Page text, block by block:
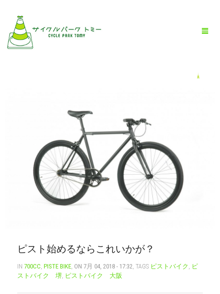
店舗情報
お問い合わせ
マイアカウント（初回登録はこちら）
カートを見る
送料・お支払い・返品について
ピスト始めるならこれいかが？
IN 700CC, PISTE BIKE, ON 7月 04, 2018 - 17:32, TAGS ピストバイク , ピ
ストバイク 堺, ピストバイク 大阪